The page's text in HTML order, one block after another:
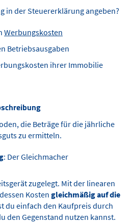
in der Steuererklärung angeben?
Werbungskosten
Betriebsausgaben
ihrer Immobilie
die Beträge für die jährliche
zu ermitteln.
: Der Gleichmacher
zugelegt. Mit der linearen
Kosten gleichmäßig auf die
du einfach den Kaufpreis durch
den Gegenstand nutzen kannst.